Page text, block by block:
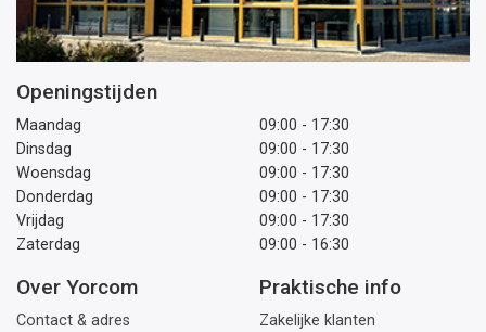
Openingstijden
Maandag
09:00 - 17:30
Dinsdag
09:00 - 17:30
Woensdag
09:00 - 17:30
Donderdag
09:00 - 17:30
Vrijdag
09:00 - 17:30
Zaterdag
09:00 - 16:30
Over Yorcom
Contact & adres
Praktische info
Zakelijke klanten